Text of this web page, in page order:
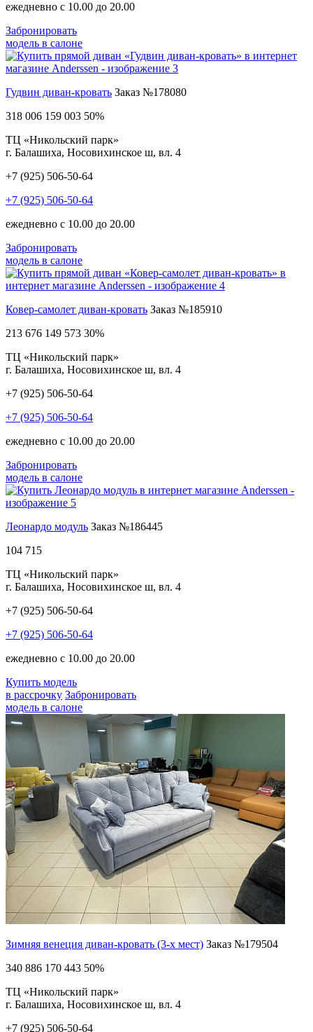
ежедневно с 10.00 до 20.00
Забронировать
модель в салоне
Гудвин диван-кровать Заказ №178080
318 006 159 003 50%
ТЦ «Никольский парк»
г. Балашиха, Носовихинское ш, вл. 4
+7 (925) 506-50-64
+7 (925) 506-50-64
ежедневно с 10.00 до 20.00
Забронировать
модель в салоне
Ковер-самолет диван-кровать Заказ №185910
213 676 149 573 30%
ТЦ «Никольский парк»
г. Балашиха, Носовихинское ш, вл. 4
+7 (925) 506-50-64
+7 (925) 506-50-64
ежедневно с 10.00 до 20.00
Забронировать
модель в салоне
Леонардо модуль Заказ №186445
104 715
ТЦ «Никольский парк»
г. Балашиха, Носовихинское ш, вл. 4
+7 (925) 506-50-64
+7 (925) 506-50-64
ежедневно с 10.00 до 20.00
Купить модель
в рассрочку Забронировать
модель в салоне
Зимняя венеция диван-кровать (3-х мест) Заказ №179504
340 886 170 443 50%
ТЦ «Никольский парк»
г. Балашиха, Носовихинское ш, вл. 4
+7 (925) 506-50-64